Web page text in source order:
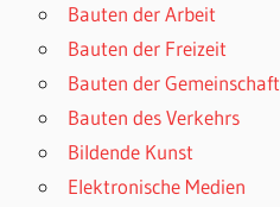
Bauten der Arbeit
Bauten der Freizeit
Bauten der Gemeinschaft
Bauten des Verkehrs
Bildende Kunst
Elektronische Medien